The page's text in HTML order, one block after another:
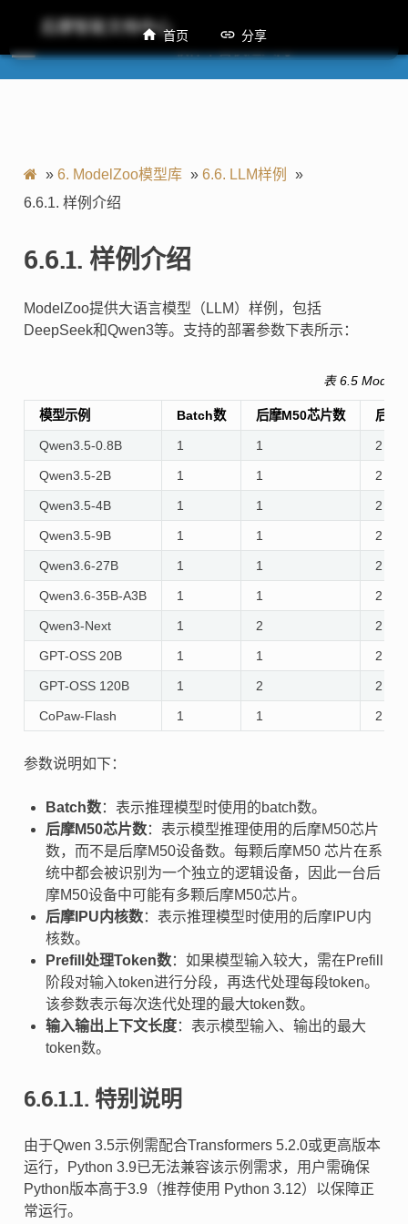
后摩智能文档中心
M50 软件平台快速入门
» 6. ModelZoo模型库 » 6.6. LLM样例
»
6.6.1. 样例介绍
6.6.1. 样例介绍
ModelZoo提供大语言模型（LLM）样例，包括
DeepSeek和Qwen3等。支持的部署参数下表所示：
表 6.5
模型示例 Batch数 后摩M50芯片数 后摩
Qwen3.5-0.8B 1 1 2
Qwen3.5-2B 1 1 2
Qwen3.5-4B 1 1 2
Qwen3.5-9B 1 1 2
Qwen3.6-27B 1 1 2
Qwen3.6-35B-A3B 1 1 2
Qwen3-Next 1 2 2
GPT-OSS 20B 1 1 2
GPT-OSS 120B 1 2 2
CoPaw-Flash 1 1 2
参数说明如下：
Batch数：表示推理模型时使用的batch数。
后摩M50芯片数：表示模型推理使用的后摩M50芯片
数，而不是后摩M50设备数。每颗后摩M50 芯片在系
统中都会被识别为一个独立的逻辑设备，因此一台后
摩M50设备中可能有多颗后摩M50芯片。
后摩IPU内核数：表示推理模型时使用的后摩IPU内
核数。
Prefill处理Token数：如果模型输入较大，需在Prefill
阶段对输入token进行分段，再迭代处理每段token。
该参数表示每次迭代处理的最大token数。
输入输出上下文长度：表示模型输入、输出的最大
token数。
6.6.1.1. 特别说明
由于Qwen 3.5示例需配合Transformers 5.2.0或更高版本
运行，Python 3.9已无法兼容该示例需求，用户需确保
Python版本高于3.9（推荐使用 Python 3.12）以保障正
常运行。
首页 分享